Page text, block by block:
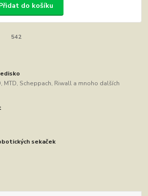
do košíku
542
MTD, Scheppach, Riwall a mnoho dalších
sekaček